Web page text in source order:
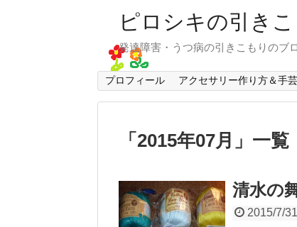
ピロシキの引き
発達障害・うつ病の引きこもりのブロ
プロフィール アクセサリー作り方＆手芸
「 2015年07月 」 一覧
清水の
2015/7/31